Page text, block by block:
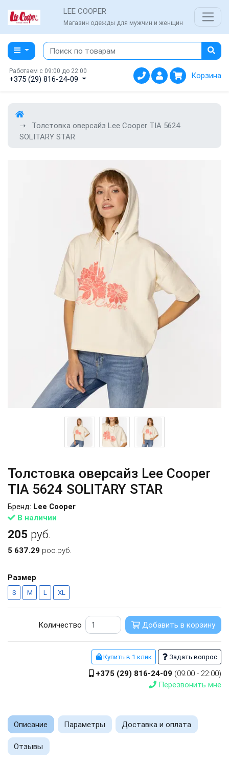
LEE COOPER
Магазин одежды для мужчин и женщин
Работаем с 09:00 до 22:00
+375 (29) 816-24-09 Корзина
Толстовка оверсайз Lee Cooper TIA 5624
SOLITARY STAR
Толстовка оверсайз Lee Cooper
TIA 5624 SOLITARY STAR
В наличии
Бренд: Lee Cooper
205 руб.
5 637.29 рос.руб.
Размер
S M L XL
Количество Добавить в корзину
Купить в 1 клик Задать вопрос
+375 (29) 816-24-09 (09:00 - 22:00)
Перезвонить мне
Описание Параметры Доставка и оплата
Отзывы